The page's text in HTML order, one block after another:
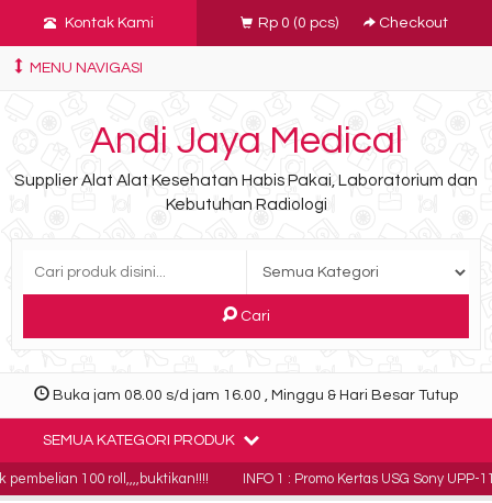
Kontak Kami Rp 0 (0 pcs) Checkout
MENU NAVIGASI
Andi Jaya Medical
Supplier Alat Alat Kesehatan Habis Pakai, Laboratorium dan
Kebutuhan Radiologi
Cari
Buka jam 08.00 s/d jam 16.00 , Minggu & Hari Besar Tutup
SEMUA KATEGORI PRODUK
100 roll,,,,buktikan!!!! INFO 1 : Promo Kertas USG Sony UPP-